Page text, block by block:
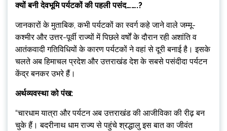
क्यों बनी देवभूमि पर्यटकों की पहली पसंद…….?
जानकारों के मुताबिक, कभी पर्यटकों का स्वर्ग कहे जाने वाले जम्मू-
कश्मीर और उत्तर-पूर्वी राज्यों में पिछले वर्षों के दौरान रही अशांति व
आतंकवादी गतिविधियों के कारण पर्यटकों ने वहां से दूरी बनाई है। इसके
चलते अब हिमाचल प्रदेश और उत्तराखंड देश के सबसे पसंदीदा पर्यटन
केंद्र बनकर उभरे हैं।
अर्थव्यवस्था को पंख:
“चारधाम यात्रा और पर्यटन अब उत्तराखंड की आजीविका की रीढ़ बन
चुके हैं। बदरीनाथ धाम राज्य से पहुंचे श्रद्धालु इस बात का जीवंत